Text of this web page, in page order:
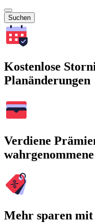
Suchen
Kostenlose
Planänderungen
Verdiene
Mehr sparen